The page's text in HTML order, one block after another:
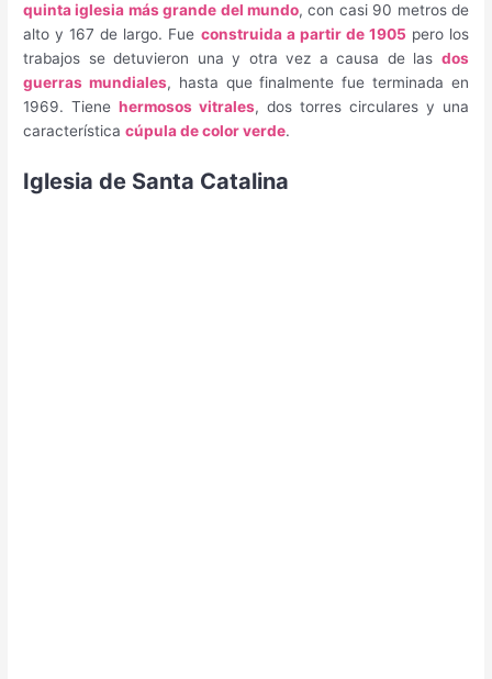
quinta iglesia más grande del mundo, con casi 90 metros de
alto y 167 de largo. Fue construida a partir de 1905 pero los
trabajos se detuvieron una y otra vez a causa de las dos
guerras mundiales, hasta que finalmente fue terminada en
1969. Tienehermosos vitrales, dos torres circulares y una
característicacúpula de color verde.
Iglesia de Santa Catalina